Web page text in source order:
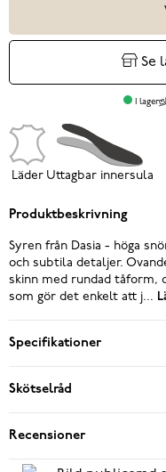
Se
I lager
Läder Uttagbar innersula
Produktbeskrivning
Syren från Dasia - höga
och subtila detaljer.
skinn med rundad tåform,
som gör det enkelt att j...
Specifikationer
Skötselråd
Recensioner